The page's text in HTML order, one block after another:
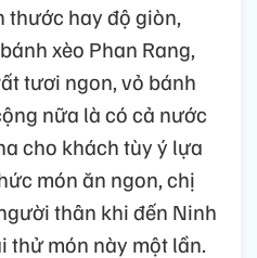
thước hay độ giòn,
xèo Phan Rang,
tươi ngon, vỏ bánh
nữa là có cả nước
cho khách tùy ý lựa
món ăn ngon, chị
thân khi đến Ninh
thử món này một lần.